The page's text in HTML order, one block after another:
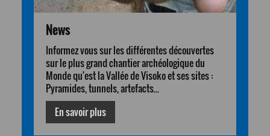
News
Informez vous sur les différentes découvertes
sur le plus grand chantier archéologique du
Monde qu'est la Vallée de Visoko et ses sites :
Pyramides, tunnels, artefacts...
En savoir plus